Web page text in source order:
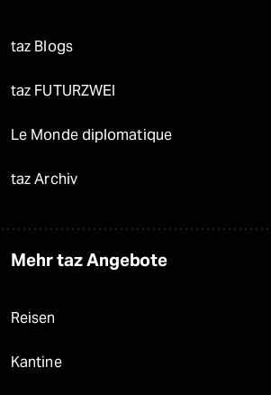
taz Blogs
taz FUTURZWEI
Le Monde diplomatique
taz Archiv
Mehr taz Angebote
Reisen
Kantine